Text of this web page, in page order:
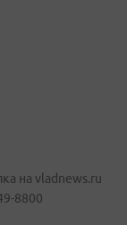
на vladnews.ru
8800